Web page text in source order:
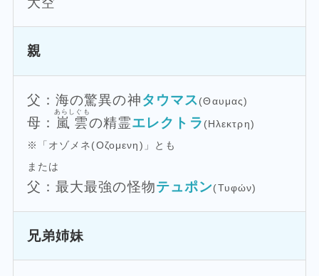
親
父：海の驚異の神タウマス(Θαυμας)
母： 嵐雲
あらしぐも
の精霊エレクトラ (Ηλεκτρη)
※「オゾメネ(Οζομενη)」とも
または
父：最大最強の怪物テュポン(Τυφών)
兄弟姉妹